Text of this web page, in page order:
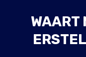
WAART